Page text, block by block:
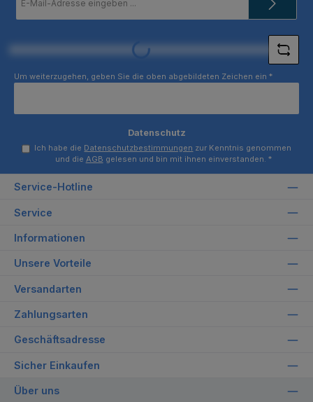
Mail-
Loading...
Um weiterzugehen, geben Sie die oben abgebildeten Zeichen ein *
Datenschutz
Ich habe die Datenschutzbestimmungen zur Kenntnis genommen
und die AGB gelesen und bin mit ihnen einverstanden. *
Service-Hotline
Service
Informationen
Unsere Vorteile
Versandarten
Zahlungsarten
Geschäftsadresse
Sicher Einkaufen
Über uns